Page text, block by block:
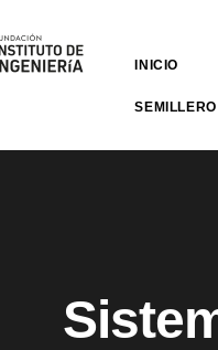
INICIO
SEMILLERO